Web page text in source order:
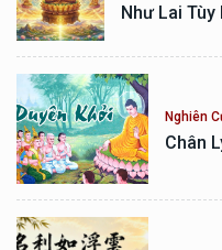
Như Lai
Nghiên
Chân